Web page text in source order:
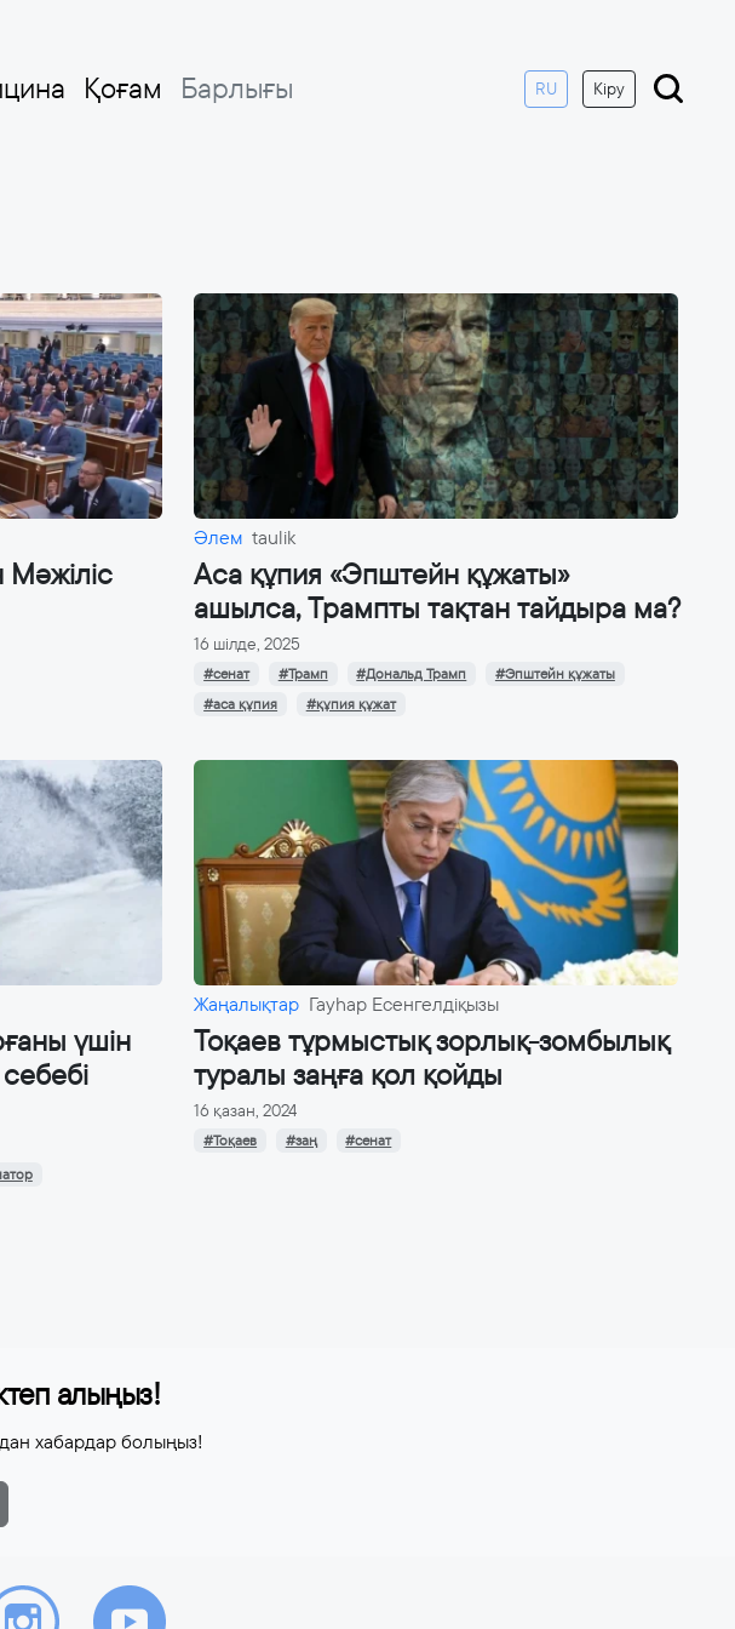
Қоғам Барлығы RU Кіру
Әлем taulik
Аса құпия «Эпштейн құжаты»
ашылса, Трампты тақтан тайдыра ма?
16 шілде, 2025
#сенат #Трамп #Дональд Трамп
#Эпштейн құжаты
#аса құпия
#құпия құжат
үшін
Жаңалықтар Гауһар Есенгелдіқызы
Тоқаев тұрмыстық зорлық-зомбылық
туралы заңға қол қойды
16 қазан, 2024
#Тоқаев #заң #сенат
алыңыз!
хабардар болыңыз!